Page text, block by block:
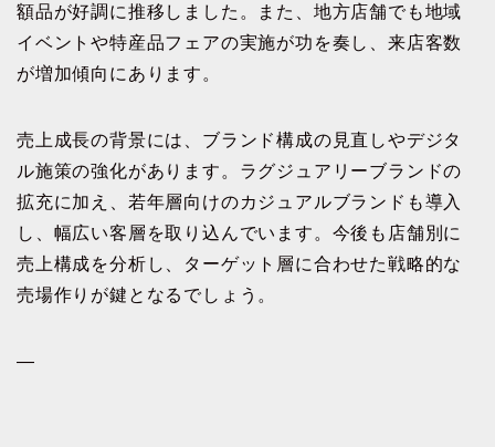
額品が好調に推移しました。また、地方店舗でも地域
イベントや特産品フェアの実施が功を奏し、来店客数
が増加傾向にあります。
売上成長の背景には、ブランド構成の見直しやデジタ
ル施策の強化があります。ラグジュアリーブランドの
拡充に加え、若年層向けのカジュアルブランドも導入
し、幅広い客層を取り込んでいます。今後も店舗別に
売上構成を分析し、ターゲット層に合わせた戦略的な
売場作りが鍵となるでしょう。
—